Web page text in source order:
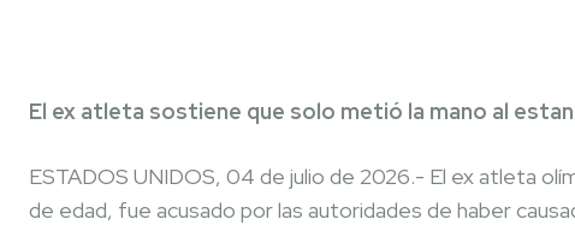
El ex atleta sostiene que solo metió la mano al
ESTADOS UNIDOS, 04 de julio de 2026.- El ex atleta
de edad, fue acusado por las autoridades de haber